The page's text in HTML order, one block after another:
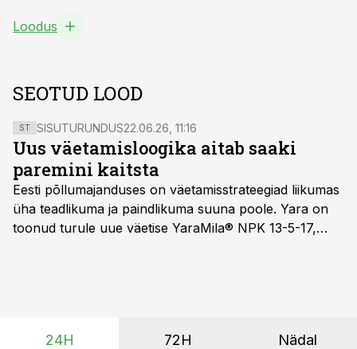
Loodus
SEOTUD LOOD
ST SISUTURUNDUS22.06.26, 11:16
Uus väetamisloogika aitab saaki
paremini kaitsta
Eesti põllumajanduses on väetamisstrateegiad liikumas
üha teadlikuma ja paindlikuma suuna poole. Yara on
toonud turule uue väetise YaraMila® NPK 13-5-17,
24H 72H Nädal